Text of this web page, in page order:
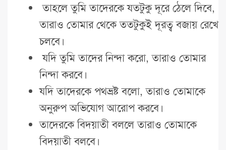
তাহলে তুমি তাদেরকে যতটুকু দূরে ঠেলে দিবে,
তারাও তোমার থেকে ততটুকুই দূরত্ব বজায় রেখে
চলবে।
যদি তুমি তাদের নিন্দা করো, তারাও তোমার
নিন্দা করবে।
যদি তাদেরকে পথভ্রষ্ট বলো, তারাও তোমাকে
অনুরুপ অভিযোগ আরোপ করবে।
তাদেরকে বিদয়াতী বললে তারাও তোমাকে
বিদয়াতী বলবে।